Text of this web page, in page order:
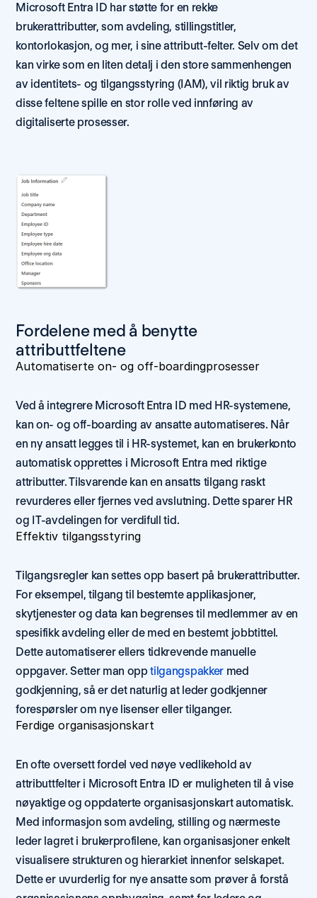
Microsoft Entra ID har støtte for en rekke
brukerattributter, som avdeling, stillingstitler,
kontorlokasjon, og mer, i sine attributt-felter. Selv om det
kan virke som en liten detalj i den store sammenhengen
av identitets- og tilgangsstyring (IAM), vil riktig bruk av
disse feltene spille en stor rolle ved innføring av
digitaliserte prosesser.
Fordelene med å benytte
attributtfeltene
Automatiserte on- og off-boardingprosesser
Ved å integrere Microsoft Entra ID med HR-systemene,
kan on- og off-boarding av ansatte automatiseres. Når
en ny ansatt legges til i HR-systemet, kan en brukerkonto
automatisk opprettes i Microsoft Entra med riktige
attributter. Tilsvarende kan en ansatts tilgang raskt
revurderes eller fjernes ved avslutning. Dette sparer HR
og IT-avdelingen for verdifull tid.
Effektiv tilgangsstyring
Tilgangsregler kan settes opp basert på brukerattributter.
For eksempel, tilgang til bestemte applikasjoner,
skytjenester og data kan begrenses til medlemmer av en
spesifikk avdeling eller de med en bestemt jobbtittel.
Dette automatiserer ellers tidkrevende manuelle
oppgaver. Setter man opp tilgangspakker med
godkjenning, så er det naturlig at leder godkjenner
forespørsler om nye lisenser eller tilganger.
Ferdige organisasjonskart
En ofte oversett fordel ved nøye vedlikehold av
attributtfelter i Microsoft Entra ID er muligheten til å vise
nøyaktige og oppdaterte organisasjonskart automatisk.
Med informasjon som avdeling, stilling og nærmeste
leder lagret i brukerprofilene, kan organisasjoner enkelt
visualisere strukturen og hierarkiet innenfor selskapet.
Dette er uvurderlig for nye ansatte som prøver å forstå